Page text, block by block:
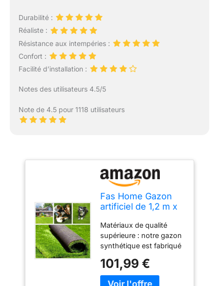
Durabilité :
Réaliste :
Résistance aux intempéries :
Confort :
Facilité d’installation :
Notes des utilisateurs 4.5/5
Note de 4.5 pour 1118 utilisateurs
Fas Home Gazon
artificiel de 1,2 m x
hauteur des poils
de 3,5 cm, gazon
synthétique
réaliste, trous de
drainage, tapis pour
intérieur et
Matériaux de qualité
supérieure : notre gazon
synthétique est fabriqué
de haute qualité,
résilience et durabilité
101,99 €